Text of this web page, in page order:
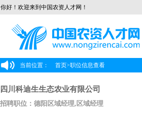
你好！欢迎来到中国农资人才网！
当前位置： 首页>职位信息查看
四川科迪生生态农业有限公司
招聘职位：德阳区域经理,区域经理